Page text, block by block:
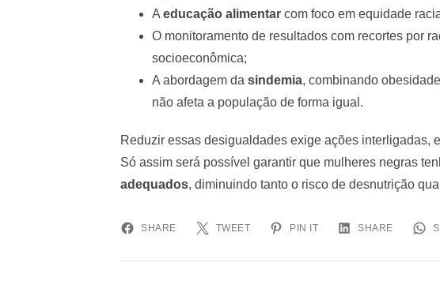
Aeducação alimentar com foco em equidade
O monitoramento de resultados com recortes por
socioeconômica;
A abordagem da sindemia, combinando
não afeta a população de forma igual.
Reduzir essas desigualdades exige ações interligadas,
Só assim será possível garantir que mulheres negras
adequados, diminuindo tanto o risco de desnutrição
SHARE TWEET PIN IT SHARE